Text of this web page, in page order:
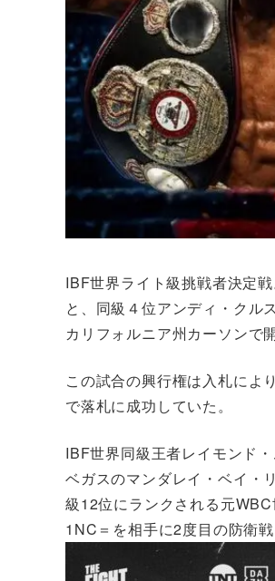
IBF世界ライト級挑戦者決定
と、同級４位アンディ・クル
カリフォルニア州カーソンで
この試合の興行権は入札によ
で落札に成功していた。
IBF世界同級王者レイモンド
ベガスのマンダレイ・ベイ・
級12位にランクされる元
1NC＝を相手に2度目の防衛